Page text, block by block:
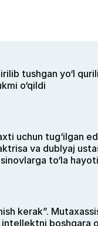
tushgan yo‘l
o‘qildi
uchun tug‘ilgan
va dublyaj
to‘la hayoti
kerak”.
intellektni boshqara